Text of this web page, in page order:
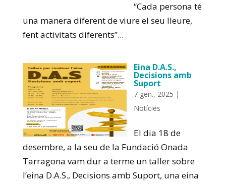
“Cada persona té
una manera diferent de viure el seu lleure,
fent activitats diferents”...
Eina D.A.S.,
Decisions amb
Suport
7 gen., 2025 |
Notícies
El dia 18 de
desembre, a la seu de la Fundació Onada
Tarragona vam dur a terme un taller sobre
l’eina D.A.S., Decisions amb Suport, una eina